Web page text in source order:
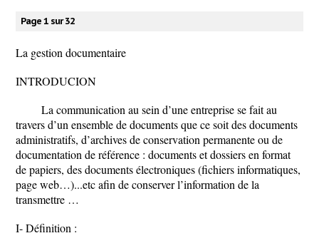
Page 1 sur 32
La gestion documentaire
INTRODUCION
La communication au sein d’une entreprise se fait au
travers d’un ensemble de documents que ce soit des documents
administratifs, d’archives de conservation permanente ou de
documentation de référence : documents et dossiers en format
de papiers, des documents électroniques (fichiers informatiques,
page web…)...etc afin de conserver l’information de la
transmettre …
I- Définition :